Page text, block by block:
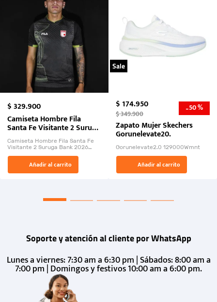
$329.900
Camiseta Hombre Fila
Santa Fe Visitante 2 Suruga
Bank 2026
Camiseta Hombre Fila Santa Fe
Visitante 2 Suruga Bank 2026
El Rugido del Sol Naciente:
“Primeros para la Et...
Añadir al carrito
Sale
$174.950
$349.900 -50 %
Zapato Mujer Skechers
Gorunelevate20.
Gorunelevate2.0 129000Wmnt
Añadir al carrito
Soporte y atención al cliente por WhatsApp
Lunes a viernes: 7:30 am a 6:30 pm | Sábados: 8:00 am a
7:00 pm | Domingos y festivos 10:00 am a 6:00 pm.